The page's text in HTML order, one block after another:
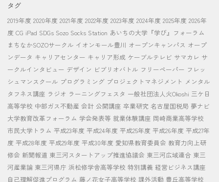
タグ
2019年度 2020年度 2021年度 2022年度 2023年度 2024年度 2025年度 2026年
度 CG iPad SDGs Sozo Socks Station あいちの大学『学び』フォーラム
まちなかSOZOサークル イオンモール豊川 オープンキャンパス オープ
ンデータ キャリアセンター キャリア形成 ケーブルテレビ サマカレ サ
ークルインタビュー デザイン ビブリオバトル フリーペーパー フレッ
シュマンスクール プログラミング プロジェクトマネジメント メンタル
タフネス講座 ラジオ ラーニングフェスタ 一般社団法人火Okoshi 三ケ日
高等学校 中部ガス不動産 会計 公開講座 卒業研究 名古屋国税局 夢ナビ
大学教育改革フォーラム 学会発表等 就業体験講座 岡崎商業高等学校
市民大学トラム 平成23年度 平成24年度 平成25年度 平成26年度 平成27年
度 平成28年度 平成29年度 平成30年度 愛知県教育委員会 教育力向上研
修会 新聞報道 東三河スタートアップ推進協議会 東三河広域連合 東三
河産業論 東三河県庁 浜松修学舎高等学校 特別講義 経営ビジネス講座
自己理解促進プログラム 藤ノ花女子高等学校 課外活動 豊丘高等学校